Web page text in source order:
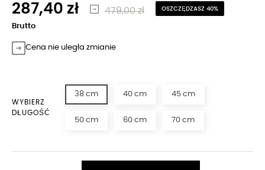
287,40 zł 479,00 zł OSZCZĘDZASZ 40%
Brutto
Cena nie uległa zmianie
WYBIERZ
DŁUGOŚĆ
38 cm 40 cm 45 cm
50 cm 60 cm 70 cm